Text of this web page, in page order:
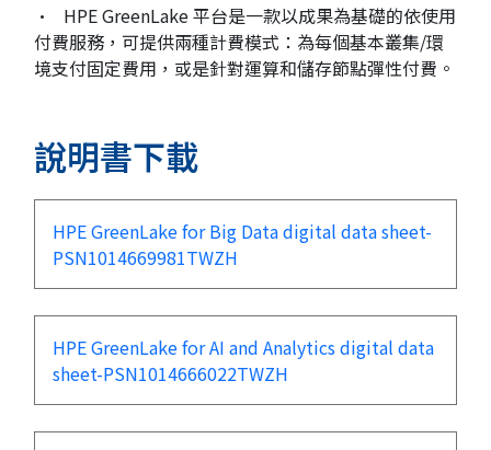
• HPE GreenLake 平台是一款以成果為基礎的依使用
付費服務，可提供兩種計費模式：為每個基本叢集/環
境支付固定費用，或是針對運算和儲存節點彈性付費。
說明書下載
HPE GreenLake for Big Data digital data sheet-
PSN1014669981TWZH
HPE GreenLake for AI and Analytics digital data
sheet-PSN1014666022TWZH